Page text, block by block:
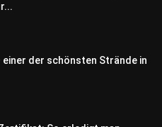
einer der schönsten Strände in